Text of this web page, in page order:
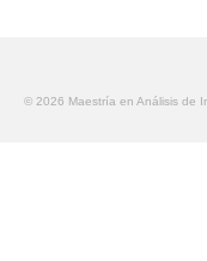
© 2026 Maestría en Análisis de